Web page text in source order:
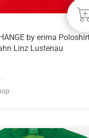
by erima
Linz Lustenau